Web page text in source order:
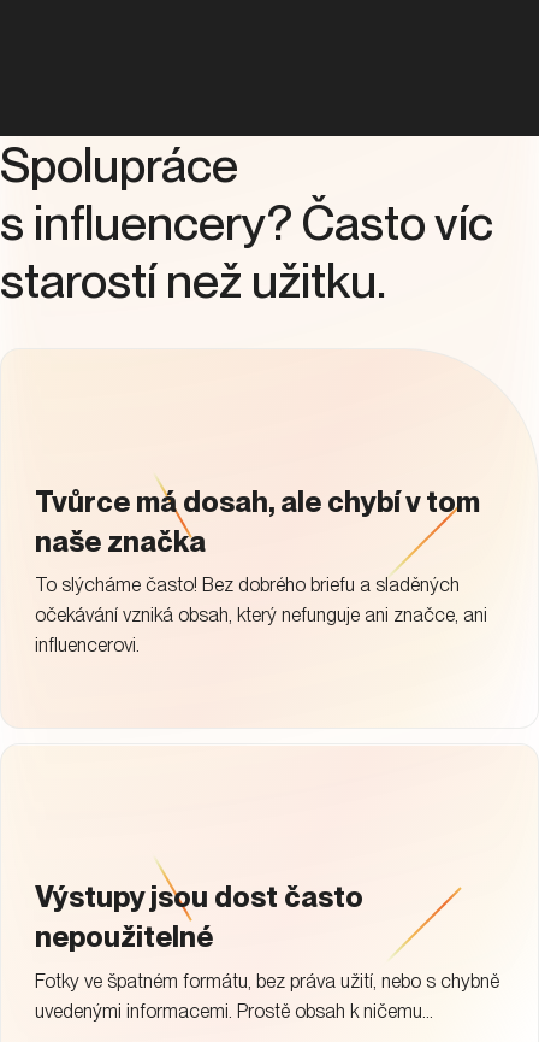
Spolupráce
s influencery? Často víc
starostí než užitku.
Tvůrce má dosah, ale chybí v tom
naše značka
To slýcháme často! Bez dobrého briefu a sladěných
očekávání vzniká obsah, který nefunguje ani značce, ani
influencerovi.
Výstupy jsou dost často
nepoužitelné
Fotky ve špatném formátu, bez práva užití, nebo s chybně
uvedenými informacemi. Prostě obsah k ničemu...